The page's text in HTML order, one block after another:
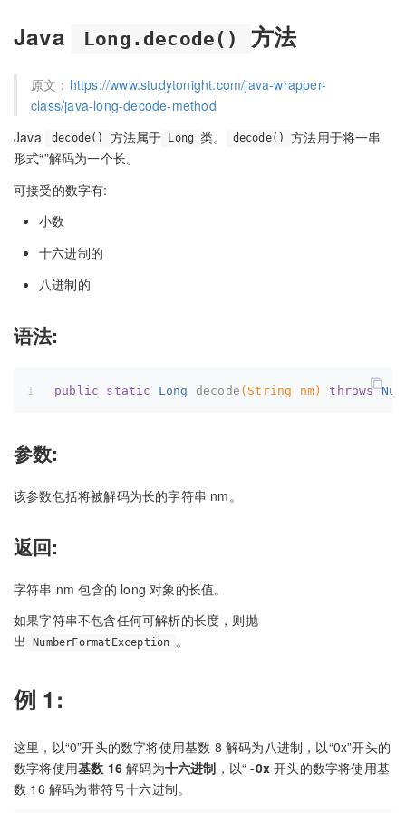
Java Long.decode() 方法
原文： https://www.studytonight.com/java-wrapper-
class/java-long-decode-method
Java
decode() 方法属于 Long 类。 decode()
方法用于将一串
形式“”解码为一个长。
可接受的数字有:
小数
十六进制的
八进制的
语法:
public static Long decode (String nm) throws
参数:
该参数包括将被解码为长的字符串 nm。
返回:
字符串 nm 包含的 long 对象的长值。
如果字符串不包含任何可解析的长度，则抛
出
NumberFormatException 。
例 1:
这里，以“0”开头的数字将使用基数 8 解码为八进制，以“0x”开头的
数字将使用基数 16 解码为十六进制 ，以“-0x 开头的数字将使用基
数 16 解码为带符号十六进制。